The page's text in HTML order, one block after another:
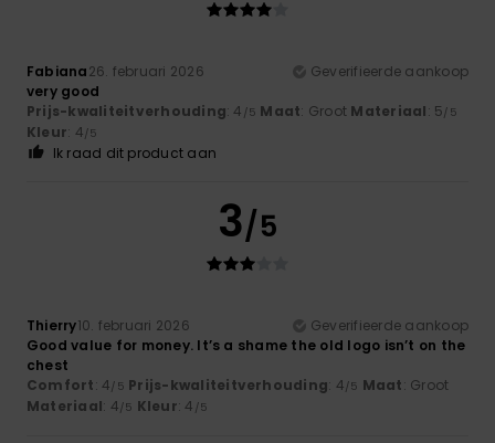
Fabiana26. februari 2026
Geverifieerde aankoop
very good
Prijs-kwaliteitverhouding: 4 /5 Maat: Groot Materiaal: 5/5
Kleur: 4/5
Ik raad dit product aan
3/5
Thierry10. februari 2026
Geverifieerde aankoop
Good value for money. It’s a shame the old logo isn’t on the
chest
Comfort: 4/5 Prijs-kwaliteitverhouding: 4/5 Maat: Groot
Materiaal: 4/5 Kleur: 4 /5